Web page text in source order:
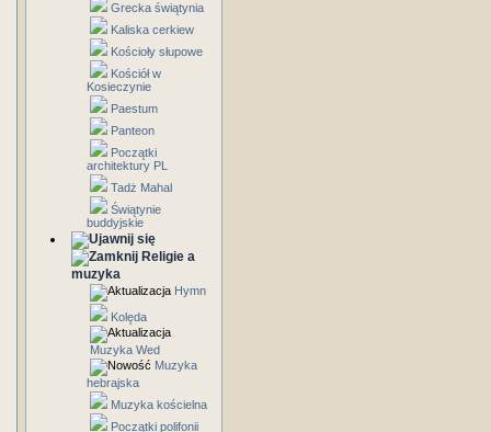
Grecka świątynia
Kaliska cerkiew
Kościoły słupowe
Kościół w
Kosieczynie
Paestum
Panteon
Początki
architektury PL
Tadż Mahal
Świątynie
buddyjskie
Religie a
muzyka
Hymn
Kolęda
Muzyka Wed
Muzyka
hebrajska
Muzyka kościelna
Początki polifonii